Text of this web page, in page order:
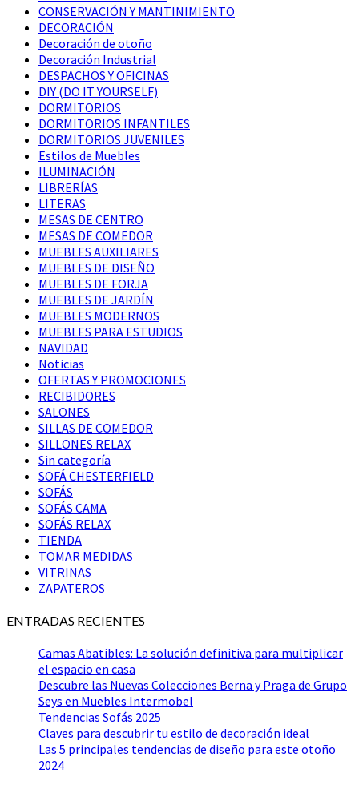
CONSERVACIÓN Y MANTINIMIENTO
DECORACIÓN
Decoración de otoño
Decoración Industrial
DESPACHOS Y OFICINAS
DIY (DO IT YOURSELF)
DORMITORIOS
DORMITORIOS INFANTILES
DORMITORIOS JUVENILES
Estilos de Muebles
ILUMINACIÓN
LIBRERÍAS
LITERAS
MESAS DE CENTRO
MESAS DE COMEDOR
MUEBLES AUXILIARES
MUEBLES DE DISEÑO
MUEBLES DE FORJA
MUEBLES DE JARDÍN
MUEBLES MODERNOS
MUEBLES PARA ESTUDIOS
NAVIDAD
Noticias
OFERTAS Y PROMOCIONES
RECIBIDORES
SALONES
SILLAS DE COMEDOR
SILLONES RELAX
Sin categoría
SOFÁ CHESTERFIELD
SOFÁS
SOFÁS CAMA
SOFÁS RELAX
TIENDA
TOMAR MEDIDAS
VITRINAS
ZAPATEROS
ENTRADAS RECIENTES
Camas Abatibles: La solución definitiva para multiplicar
el espacio en casa
Descubre las Nuevas Colecciones Berna y Praga de Grupo
Seys en Muebles Intermobel
Tendencias Sofás 2025
Claves para descubrir tu estilo de decoración ideal
Las 5 principales tendencias de diseño para este otoño
2024